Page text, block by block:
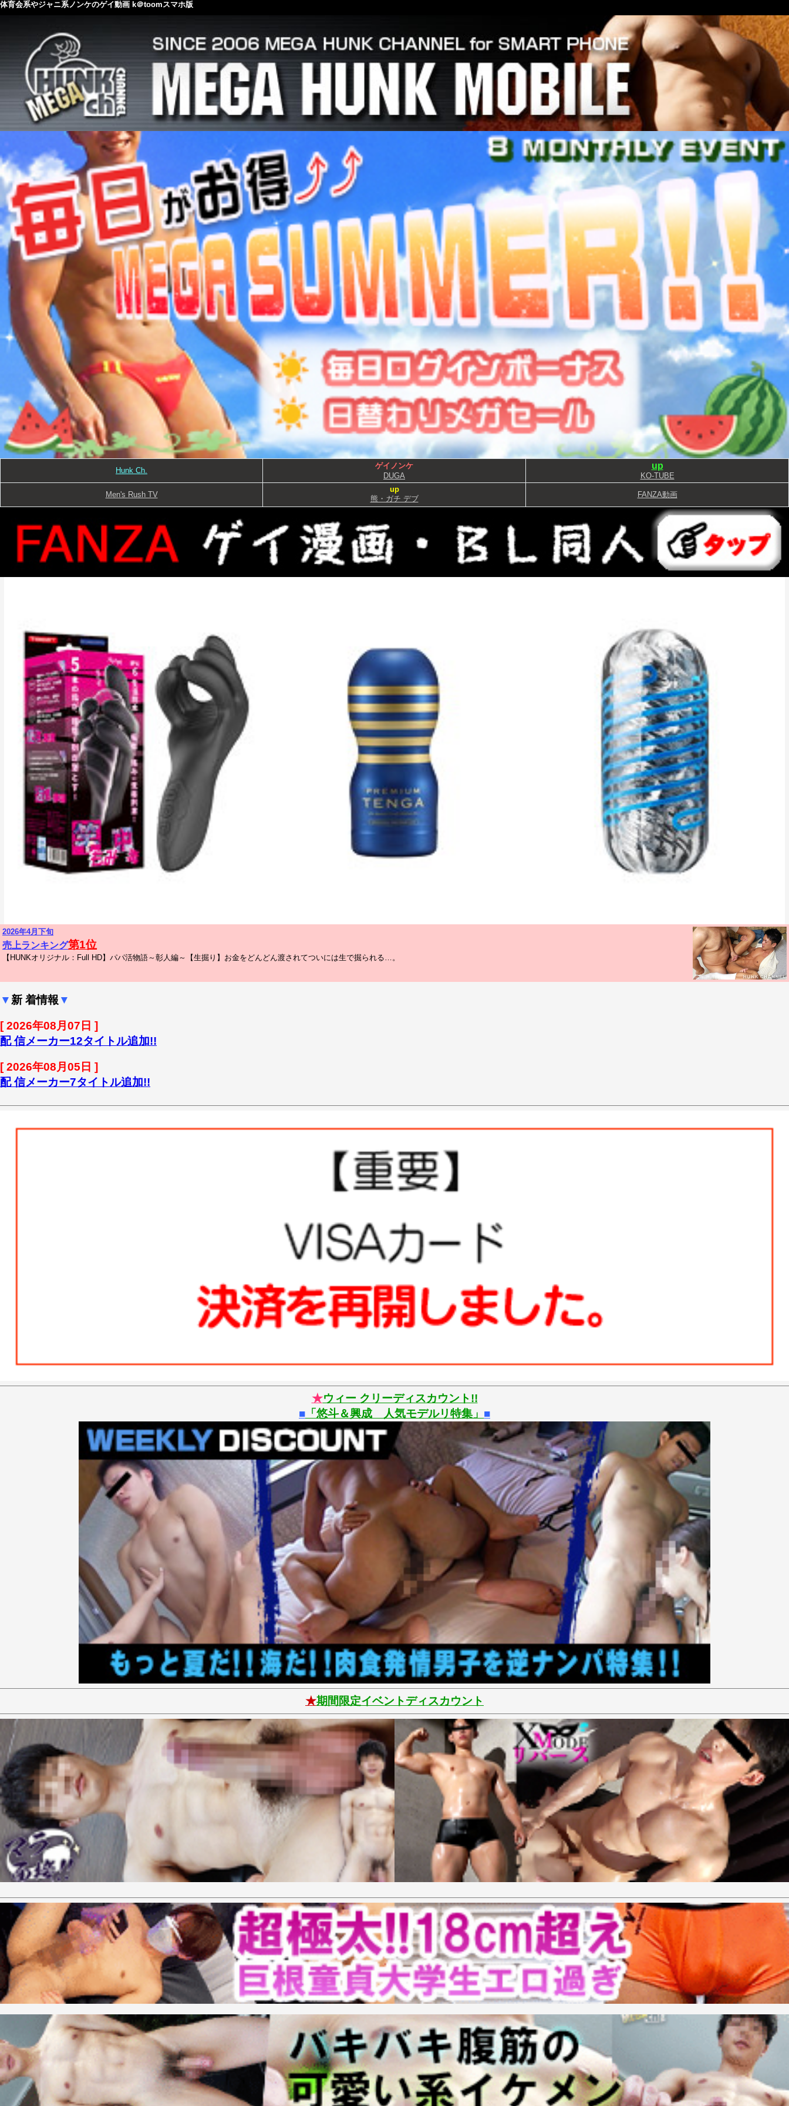
体育会系やジャニ系ノンケのゲイ動画 k＠toomスマホ版
Hunk Ch.
ゲイノンケ
DUGA
up
KO-TUBE
Men's Rush TV
up
熊・ガチ デブ
FANZA動画
2026年4月 下旬
売上ランキング第1位
【HUNKオリジナル：Full HD】パパ活物語～彰人編～【生掘り】お金をどんどん渡されてついには生で掘られる…。
▼新 着情報 ▼
[ 2026年08月07日 ]
配 信メーカー12タイトル追加!!
[ 2026年08月05日 ]
配 信メーカー7タイトル追加!!
★ウィー クリーディスカウント!!
■ 「悠斗＆興成 人気モデルリ特集 」 ■
★期間限定イベントディスカウント